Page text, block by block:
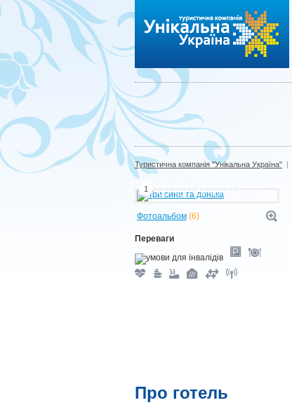
Туристична компанія "Унікальна Україна" |
1
Фотоальбом (6)
Переваги
Про готель